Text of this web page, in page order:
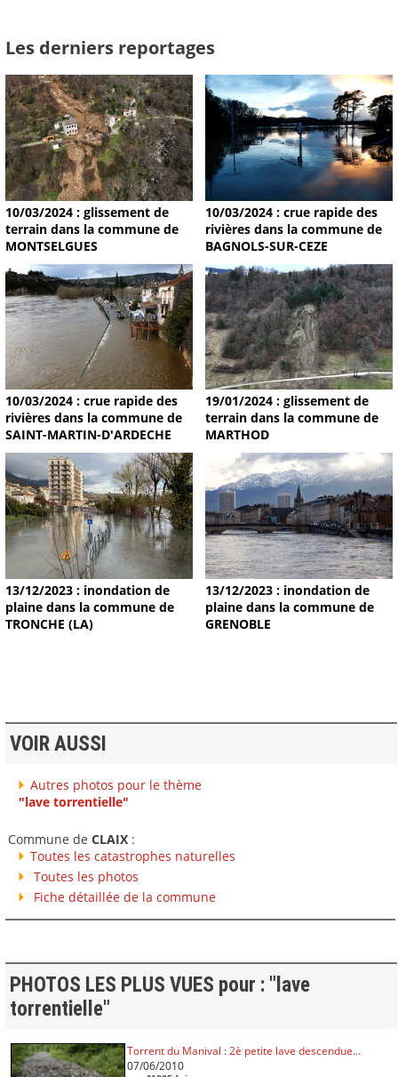
Les derniers reportages
10/03/2024 : glissement de
terrain dans la commune de
MONTSELGUES
10/03/2024 : crue rapide des
rivières dans la commune de
BAGNOLS-SUR-CEZE
10/03/2024 : crue rapide des
rivières dans la commune de
SAINT-MARTIN-D'ARDECHE
19/01/2024 : glissement de
terrain dans la commune de
MARTHOD
13/12/2023 : inondation de
plaine dans la commune de
TRONCHE (LA)
13/12/2023 : inondation de
plaine dans la commune de
GRENOBLE
VOIR AUSSI
Autres photos pour le thème
"lave torrentielle"
Commune de CLAIX:
Toutes les catastrophes naturelles
Toutes les photos
Fiche détaillée de la commune
PHOTOS LES PLUS VUES pour : "lave
torrentielle"
Torrent du Manival : 2è petite lave descendue...
07/06/2010